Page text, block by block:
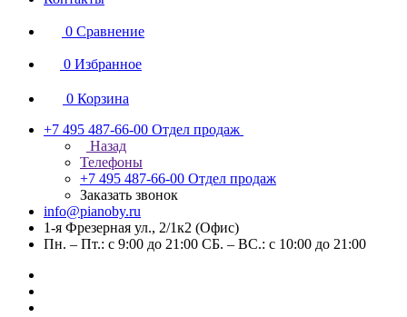
0 Сравнение
0 Избранное
0 Корзина
+7 495 487-66-00 Отдел продаж
Назад
Телефоны
+7 495 487-66-00 Отдел продаж
Заказать звонок
info@pianoby.ru
1-я Фрезерная ул., 2/1к2 (Офис)
Пн. – Пт.: с 9:00 до 21:00 СБ. – ВС.: с 10:00 до 21:00